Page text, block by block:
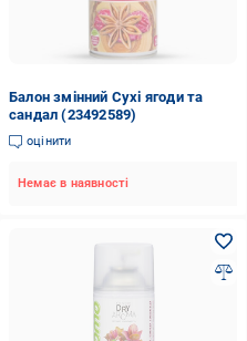
Балон змінний Сухі ягоди та
сандал (23492589)
оцінити
Немає в наявності